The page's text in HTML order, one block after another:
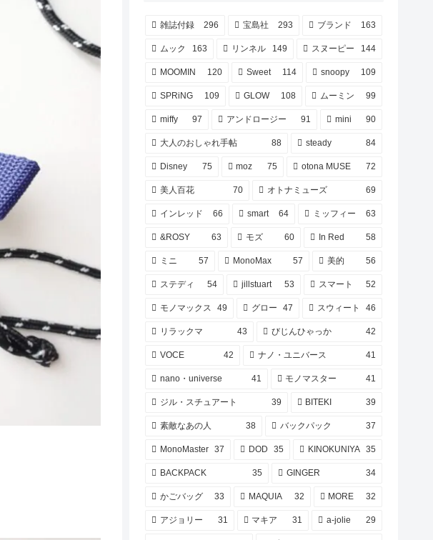
雑誌付録 296 宝島社 293 ブランド 163
ムック 163 リンネル 149 スヌーピー 144
MOOMIN 120 Sweet 114 snoopy 109
SPRiNG 109 GLOW 108 ムーミン 99
miffy 97 アンドロージー 91 mini 90
大人のおしゃれ手帖 88 steady 84
Disney 75 moz 75 otona MUSE 72
美人百花 70 オトナミューズ 69
インレッド 66 smart 64 ミッフィー 63
&ROSY 63 モズ 60 In Red 58
ミニ 57 MonoMax 57 美的 56
ステディ 54 jillstuart 53 スマート 52
モノマックス 49 グロー 47 スウィート 46
リラックマ 43 びじんひゃっか 42
VOCE 42 ナノ・ユニバース 41
nano・universe 41 モノマスター 41
ジル・スチュアート 39 BITEKI 39
素敵なあの人 38 バックパック 37
MonoMaster 37 DOD 35 KINOKUNIYA 35
BACKPACK 35 GINGER 34
かごバッグ 33 MAQUIA 32 MORE 32
アジョリー 31 マキア 31 a-jolie 29